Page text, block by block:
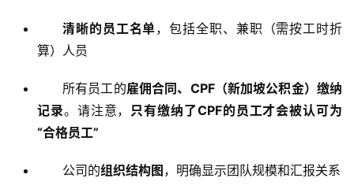
清晰的员工名单，包括全职、兼职（需按工时折
算）人员
所有员工的雇佣合同、CPF（新加坡公积金）缴纳
记录。请注意， 只有缴纳了CPF的员工才会被认可为
“合格员工”
公司的组织结构图 ，明确显示团队规模和汇报关系